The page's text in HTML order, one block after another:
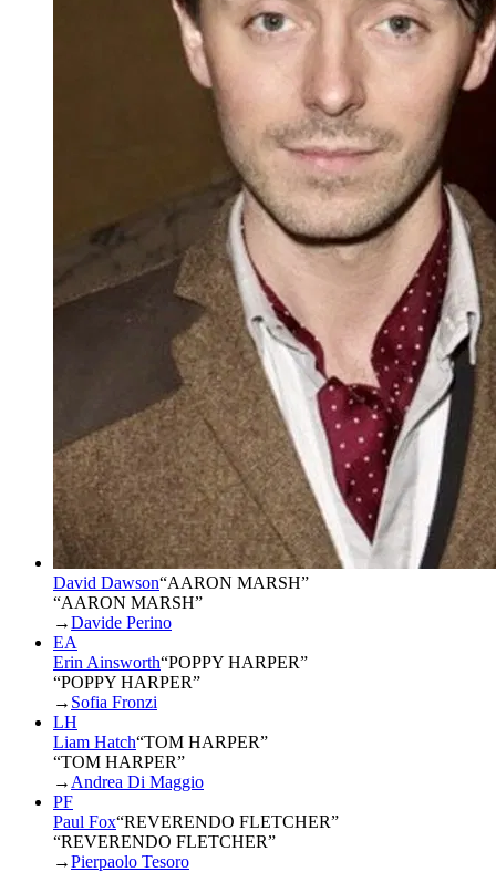
David Dawson“AARON MARSH”
“AARON MARSH”
→Davide Perino
EA
Erin Ainsworth“POPPY HARPER”
“POPPY HARPER”
→ Sofia Fronzi
LH
Liam Hatch“TOM HARPER”
“TOM HARPER”
→ Andrea Di Maggio
PF
Paul Fox“REVERENDO FLETCHER”
“REVERENDO FLETCHER”
→Pierpaolo Tesoro